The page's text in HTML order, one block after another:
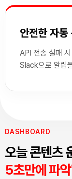
안전한 자동
API 전송 실패
Slack으로 알림
DASHBOARD
오늘 콘텐츠
5초만에 파